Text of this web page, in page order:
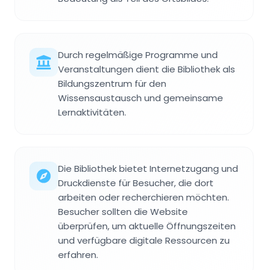
Durch regelmäßige Programme und
Veranstaltungen dient die Bibliothek als
Bildungszentrum für den
Wissensaustausch und gemeinsame
Lernaktivitäten.
Die Bibliothek bietet Internetzugang und
Druckdienste für Besucher, die dort
arbeiten oder recherchieren möchten.
Besucher sollten die Website
überprüfen, um aktuelle Öffnungszeiten
und verfügbare digitale Ressourcen zu
erfahren.